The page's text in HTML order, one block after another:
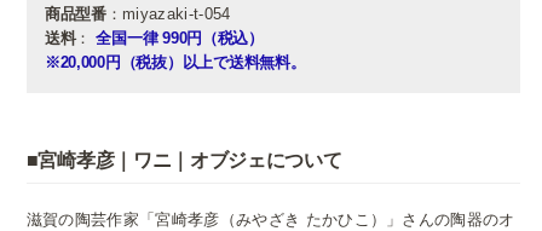
商品型番：miyazaki-t-054
送料： 全国一律 990円（税込）
※20,000円（税抜）以上で送料無料。
■宮崎孝彦｜ワニ｜オブジェについて
滋賀の陶芸作家「宮崎孝彦（みやざき たかひこ）」さんの陶器のオ